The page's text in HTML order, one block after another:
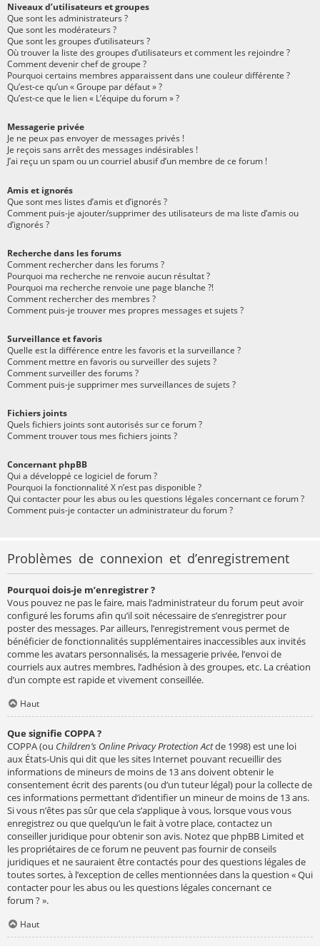
Niveaux d’utilisateurs et groupes
Que sont les administrateurs ?
Que sont les modérateurs ?
Que sont les groupes d’utilisateurs ?
Où trouver la liste des groupes d’utilisateurs et comment les rejoindre ?
Comment devenir chef de groupe ?
Pourquoi certains membres apparaissent dans une couleur différente ?
Qu’est-ce qu’un « Groupe par défaut » ?
Qu’est-ce que le lien « L’équipe du forum » ?
Messagerie privée
Je ne peux pas envoyer de messages privés !
Je reçois sans arrêt des messages indésirables !
J’ai reçu un spam ou un courriel abusif d’un membre de ce forum !
Amis et ignorés
Que sont mes listes d’amis et d’ignorés ?
Comment puis-je ajouter/supprimer des utilisateurs de ma liste d’amis ou
d’ignorés ?
Recherche dans les forums
Comment rechercher dans les forums ?
Pourquoi ma recherche ne renvoie aucun résultat ?
Pourquoi ma recherche renvoie une page blanche ?!
Comment rechercher des membres ?
Comment puis-je trouver mes propres messages et sujets ?
Surveillance et favoris
Quelle est la différence entre les favoris et la surveillance ?
Comment mettre en favoris ou surveiller des sujets ?
Comment surveiller des forums ?
Comment puis-je supprimer mes surveillances de sujets ?
Fichiers joints
Quels fichiers joints sont autorisés sur ce forum ?
Comment trouver tous mes fichiers joints ?
Concernant phpBB
Qui a développé ce logiciel de forum ?
Pourquoi la fonctionnalité X n’est pas disponible ?
Qui contacter pour les abus ou les questions légales concernant ce forum ?
Comment puis-je contacter un administrateur du forum ?
Problèmes de connexion et d’enregistrement
Pourquoi dois-je m’enregistrer ?
Vous pouvez ne pas le faire, mais l’administrateur du forum peut avoir
configuré les forums afin qu’il soit nécessaire de s’enregistrer pour
poster des messages. Par ailleurs, l’enregistrement vous permet de
bénéficier de fonctionnalités supplémentaires inaccessibles aux invités
comme les avatars personnalisés, la messagerie privée, l’envoi de
courriels aux autres membres, l’adhésion à des groupes, etc. La création
d’un compte est rapide et vivement conseillée.
Haut
Que signifie COPPA ?
COPPA (ou Children’s Online Privacy Protection Actde 1998) est une loi
aux États-Unis qui dit que les sites Internet pouvant recueillir des
informations de mineurs de moins de 13 ans doivent obtenir le
consentement écrit des parents (ou d’un tuteur légal) pour la collecte de
ces informations permettant d’identifier un mineur de moins de 13 ans.
Si vous n’êtes pas sûr que cela s’applique à vous, lorsque vous vous
enregistrez ou que quelqu’un le fait à votre place, contactez un
conseiller juridique pour obtenir son avis. Notez que phpBB Limited et
les propriétaires de ce forum ne peuvent pas fournir de conseils
juridiques et ne sauraient être contactés pour des questions légales de
toutes sortes, à l’exception de celles mentionnées dans la question « Qui
contacter pour les abus ou les questions légales concernant ce
forum ? ».
Haut